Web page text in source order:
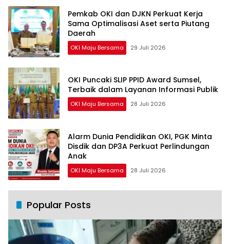
Pemkab OKI dan DJKN Perkuat Kerja
Sama Optimalisasi Aset serta Piutang
Daerah
OKI Maju Bersama 29 Juli 2026
OKI Puncaki SLIP PPID Award Sumsel,
Terbaik dalam Layanan Informasi Publik
OKI Maju Bersama 28 Juli 2026
Alarm Dunia Pendidikan OKI, PGK Minta
Disdik dan DP3A Perkuat Perlindungan
Anak
OKI Maju Bersama 28 Juli 2026
Popular Posts